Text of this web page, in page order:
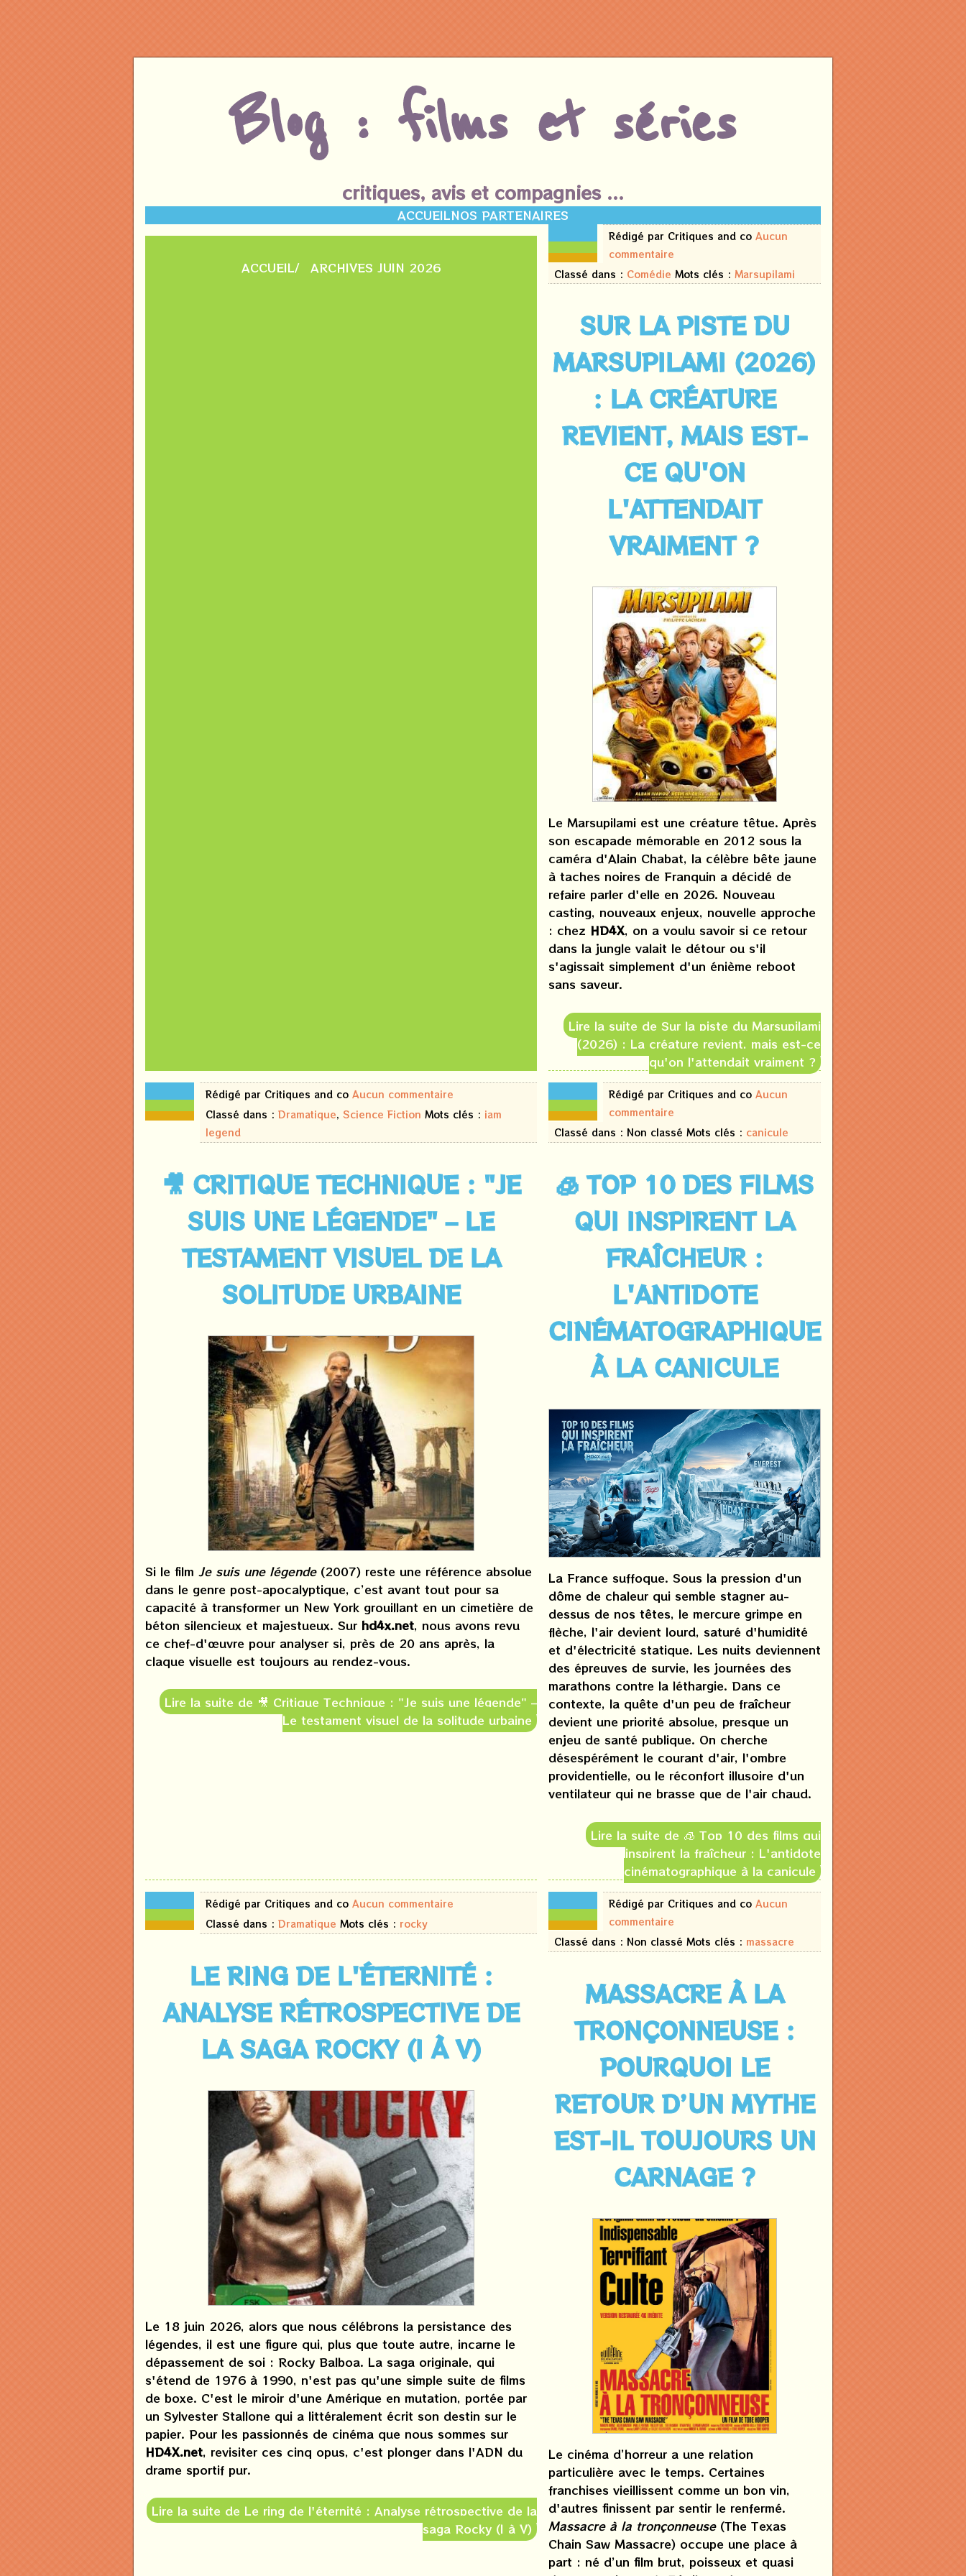
Blog : films et séries
critiques, avis et compagnies ...
ACCUEILNOS PARTENAIRES
ACCUEIL ARCHIVES JUIN 2026
juin
2026
Rédigé par Critiques and co Aucun
commentaire
Classé dans : Comédie Mots clés : Marsupilami
SUR LA PISTE DU
MARSUPILAMI (2026)
: LA CRÉATURE
REVIENT, MAIS EST-
CE QU'ON
L'ATTENDAIT
VRAIMENT ?
Le Marsupilami est une créature têtue. Après
son escapade mémorable en 2012 sous la
caméra d'Alain Chabat, la célèbre bête jaune
à taches noires de Franquin a décidé de
refaire parler d'elle en 2026. Nouveau
casting, nouveaux enjeux, nouvelle approche
: chez HD4X, on a voulu savoir si ce retour
dans la jungle valait le détour ou s'il
s'agissait simplement d'un énième reboot
sans saveur.
Lire la suite de Sur la piste du Marsupilami
(2026) : La créature revient, mais est-ce
qu'on l'attendait vraiment ?
23
juin
2026
Rédigé par Critiques and co Aucun commentaire
Classé dans : Dramatique, Science Fiction Mots clés : iam
legend
🎥 CRITIQUE TECHNIQUE : "JE
SUIS UNE LÉGENDE" – LE
TESTAMENT VISUEL DE LA
SOLITUDE URBAINE
Si le film Je suis une légende(2007) reste une référence absolue
dans le genre post-apocalyptique, c’est avant tout pour sa
capacité à transformer un New York grouillant en un cimetière de
béton silencieux et majestueux. Sur hd4x.net, nous avons revu
ce chef-d'œuvre pour analyser si, près de 20 ans après, la
claque visuelle est toujours au rendez-vous.
Lire la suite de 🎥 Critique Technique : "Je suis une légende" –
Le testament visuel de la solitude urbaine
22
juin
2026
Rédigé par Critiques and co Aucun
commentaire
Classé dans : Non classé Mots clés : canicule
🧊 TOP 10 DES FILMS
QUI INSPIRENT LA
FRAÎCHEUR :
L'ANTIDOTE
CINÉMATOGRAPHIQUE
À LA CANICULE
La France suffoque. Sous la pression d'un
dôme de chaleur qui semble stagner au-
dessus de nos têtes, le mercure grimpe en
flèche, l'air devient lourd, saturé d'humidité
et d'électricité statique. Les nuits deviennent
des épreuves de survie, les journées des
marathons contre la léthargie. Dans ce
contexte, la quête d'un peu de fraîcheur
devient une priorité absolue, presque un
enjeu de santé publique. On cherche
désespérément le courant d'air, l'ombre
providentielle, ou le réconfort illusoire d'un
ventilateur qui ne brasse que de l'air chaud.
Lire la suite de 🧊 Top 10 des films qui
inspirent la fraîcheur : L'antidote
cinématographique à la canicule
18
juin
2026
Rédigé par Critiques and co Aucun commentaire
Classé dans : Dramatique Mots clés : rocky
LE RING DE L'ÉTERNITÉ :
ANALYSE RÉTROSPECTIVE DE
LA SAGA ROCKY (I À V)
Le 18 juin 2026, alors que nous célébrons la persistance des
légendes, il est une figure qui, plus que toute autre, incarne le
dépassement de soi : Rocky Balboa. La saga originale, qui
s'étend de 1976 à 1990, n'est pas qu'une simple suite de films
de boxe. C'est le miroir d'une Amérique en mutation, portée par
un Sylvester Stallone qui a littéralement écrit son destin sur le
papier. Pour les passionnés de cinéma que nous sommes sur
HD4X.net, revisiter ces cinq opus, c'est plonger dans l'ADN du
drame sportif pur.
Lire la suite de Le ring de l'éternité : Analyse rétrospective de la
saga Rocky (I à V)
16
juin
2026
Rédigé par Critiques and co Aucun
commentaire
Classé dans : Non classé Mots clés : massacre
MASSACRE À LA
TRONÇONNEUSE :
POURQUOI LE
RETOUR D’UN MYTHE
EST-IL TOUJOURS UN
CARNAGE ?
Le cinéma d’horreur a une relation
particulière avec le temps. Certaines
franchises vieillissent comme un bon vin,
d'autres finissent par sentir le renfermé.
Massacre à la tronçonneuse(The Texas
Chain Saw Massacre) occupe une place à
part : né d’un film brut, poisseux et quasi